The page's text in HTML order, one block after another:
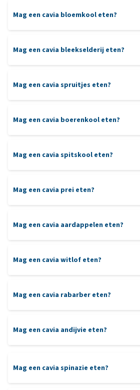
Mag een cavia bloemkool eten?
Mag een cavia bleekselderij eten?
Mag een cavia spruitjes eten?
Mag een cavia boerenkool eten?
Mag een cavia spitskool eten?
Mag een cavia prei eten?
Mag een cavia aardappelen eten?
Mag een cavia witlof eten?
Mag een cavia rabarber eten?
Mag een cavia andijvie eten?
Mag een cavia spinazie eten?